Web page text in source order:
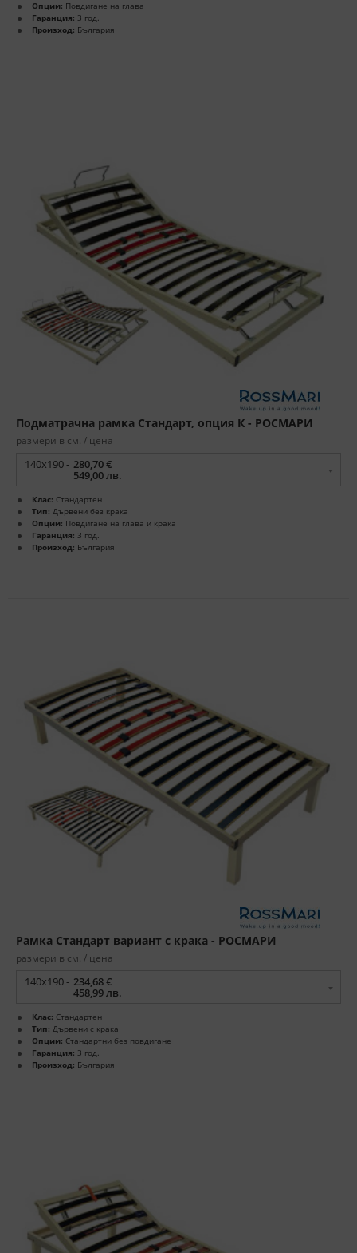
Опции: Повдигане на глава
Гаранция: 3 год.
Произход: България
Подматрачна рамка Стандарт, опция К - РОСМАРИ
размери в см. / цена
140x190 - 280,70 €
549,00 лв.
Клас: Стандартен
Тип: Дървени без крака
Опции: Повдигане на глава и крака
Гаранция: 3 год.
Произход: България
Рамка Стандарт вариант с крака - РОСМАРИ
размери в см. / цена
140x190 - 234,68 €
458,99 лв.
Клас: Стандартен
Тип: Дървени с крака
Опции: Стандартни без повдигане
Гаранция: 3 год.
Произход: България